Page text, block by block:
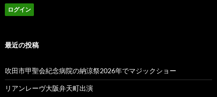
最近の投稿
吹田市甲聖会紀念病院の納涼祭2026年でマジックショー
リアンレーヴ大阪弁天町出演